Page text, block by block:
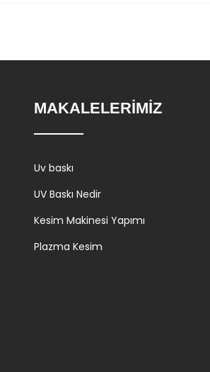
MAKALELERİMİZ
Uv baskı
UV Baskı Nedir
Kesim Makinesi Yapımı
Plazma Kesim